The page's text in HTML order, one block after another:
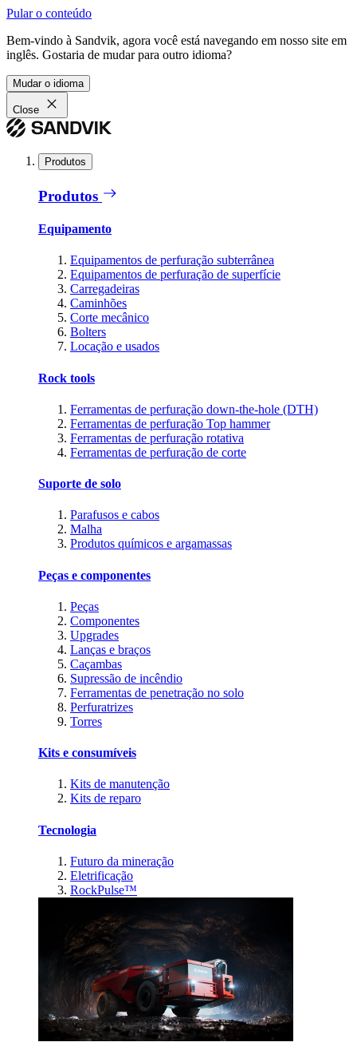
Pular o conteúdo
Bem-vindo à Sandvik, agora você está navegando em nosso site em
inglês. Gostaria de mudar para outro idioma?
Mudar o idioma
Close
Produtos
Produtos
Equipamento
Equipamentos de perfuração subterrânea
Equipamentos de perfuração de superfície
Carregadeiras
Caminhões
Corte mecânico
Bolters
Locação e usados
Rock tools
Ferramentas de perfuração down-the-hole (DTH)
Ferramentas de perfuração Top hammer
Ferramentas de perfuração rotativa
Ferramentas de perfuração de corte
Suporte de solo
Parafusos e cabos
Malha
Produtos químicos e argamassas
Peças e componentes
Peças
Componentes
Upgrades
Lanças e braços
Caçambas
Supressão de incêndio
Ferramentas de penetração no solo
Perfuratrizes
Torres
Kits e consumíveis
Kits de manutenção
Kits de reparo
Tecnologia
Futuro da mineração
Eletrificação
RockPulse™